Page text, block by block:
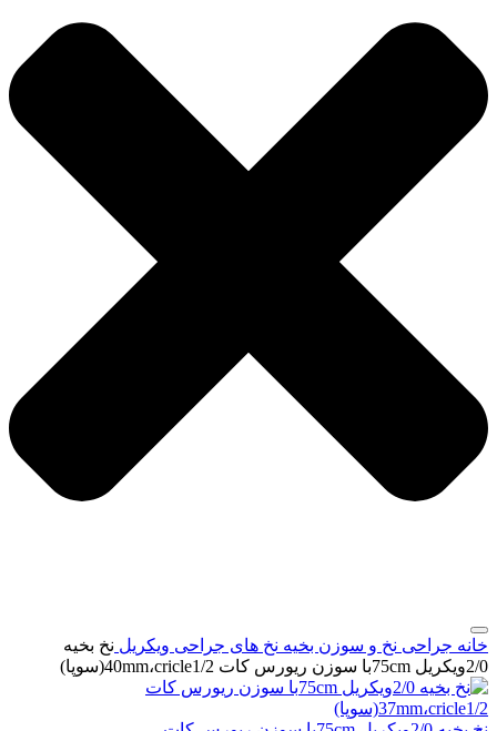
خانه جراحی نخ و سوزن بخیه نخ های جراحی ویکریل نخ بخیه
2/0ویکریل 75cmبا سوزن ریورس کات 40mm،cricle1/2(سوپا)